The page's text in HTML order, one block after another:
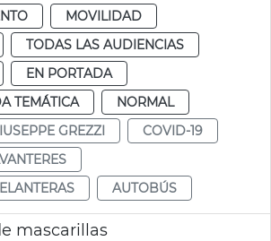
MOVILIDAD
TODAS LAS AUDIENCIAS
EN PORTADA
TEMÁTICA
NORMAL
GREZZI
COVID-19
AUTOBÚS
mascarillas